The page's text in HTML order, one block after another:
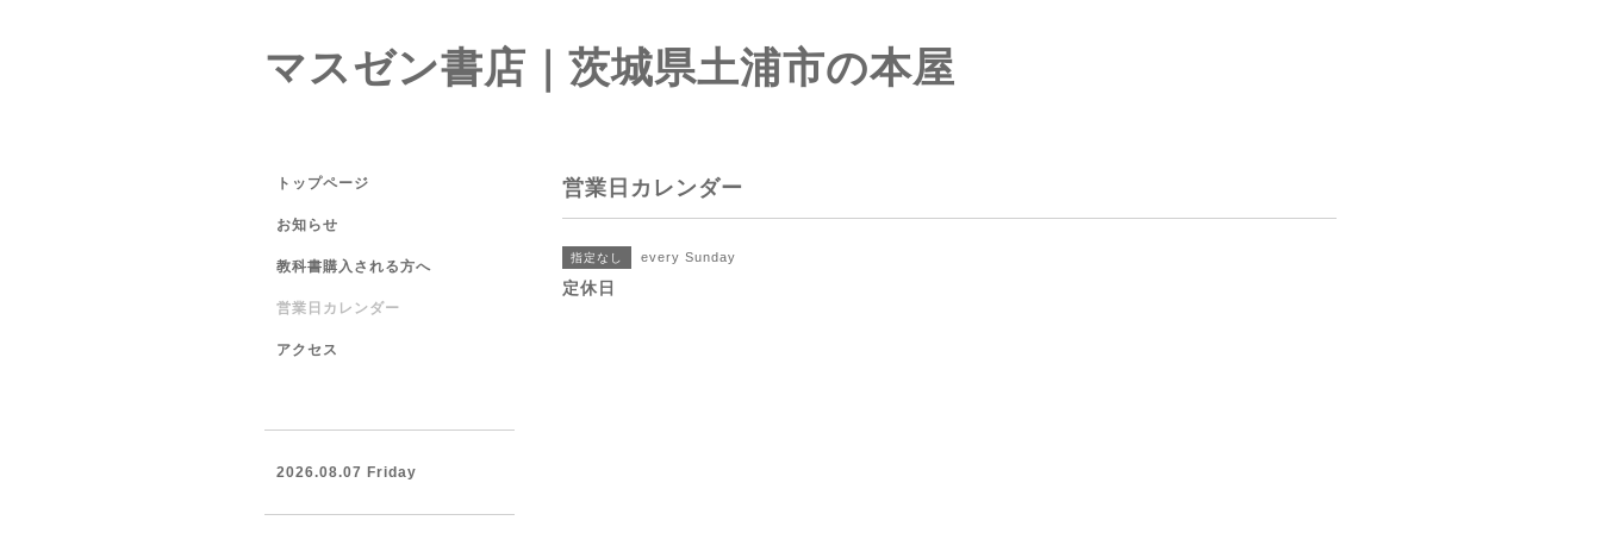
マスゼン書店｜茨城県土浦市の本屋
営業日カレンダー
指定なし every Sunday
定休日
トップページ
お知らせ
教科書購入される方へ
営業日カレンダー
アクセス
2026.08.07 Friday